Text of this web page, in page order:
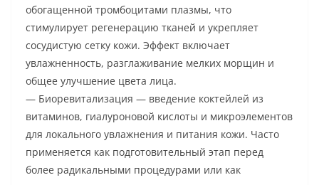
обогащенной тромбоцитами плазмы, что
стимулирует регенерацию тканей и укрепляет
сосудистую сетку кожи. Эффект включает
увлажненность, разглаживание мелких морщин и
общее улучшение цвета лица.
— Биоревитализация — введение коктейлей из
витаминов, гиалуроновой кислоты и микроэлементов
для локального увлажнения и питания кожи. Часто
применяется как подготовительный этап перед
более радикальными процедурами или как